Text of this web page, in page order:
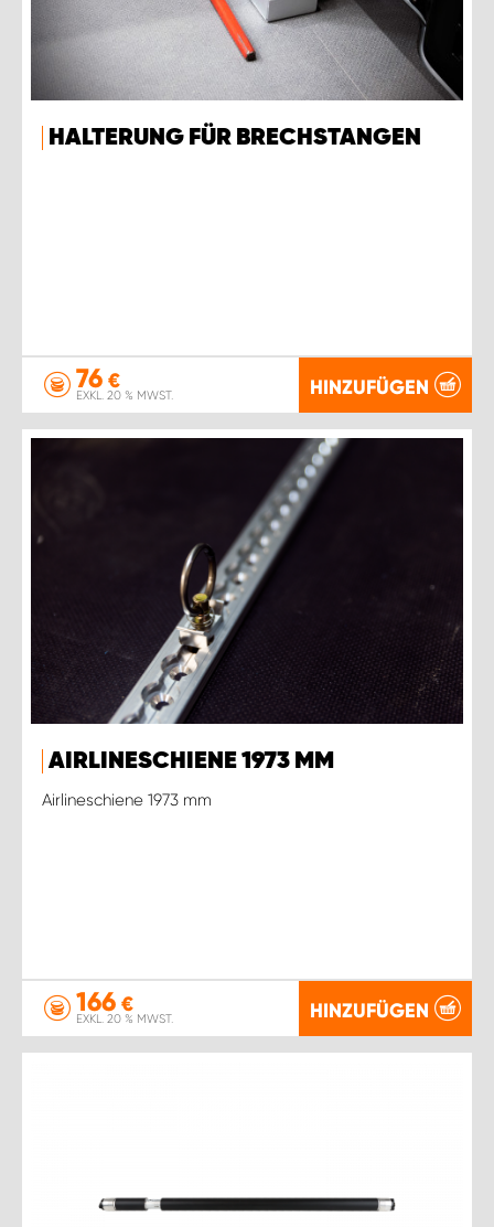
HALTERUNG FÜR BRECHSTANGEN
76 €
EXKL. 20 % MWST. HINZUFÜGEN
AIRLINESCHIENE 1973 MM
Airlineschiene 1973 mm
166 €
EXKL. 20 % MWST. HINZUFÜGEN